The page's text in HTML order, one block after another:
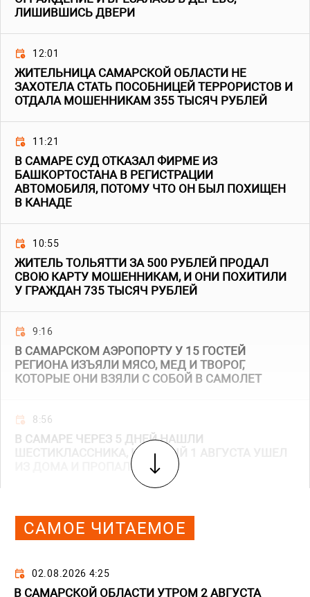
ЛИШИВШИСЬ ДВЕРИ
12:01
ЖИТЕЛЬНИЦА САМАРСКОЙ ОБЛАСТИ НЕ
ЗАХОТЕЛА СТАТЬ ПОСОБНИЦЕЙ ТЕРРОРИСТОВ И
ОТДАЛА МОШЕННИКАМ 355 ТЫСЯЧ РУБЛЕЙ
11:21
В САМАРЕ СУД ОТКАЗАЛ ФИРМЕ ИЗ
БАШКОРТОСТАНА В РЕГИСТРАЦИИ
АВТОМОБИЛЯ, ПОТОМУ ЧТО ОН БЫЛ ПОХИЩЕН
В КАНАДЕ
10:55
ЖИТЕЛЬ ТОЛЬЯТТИ ЗА 500 РУБЛЕЙ ПРОДАЛ
СВОЮ КАРТУ МОШЕННИКАМ, И ОНИ ПОХИТИЛИ
У ГРАЖДАН 735 ТЫСЯЧ РУБЛЕЙ
9:16
В САМАРСКОМ АЭРОПОРТУ У 15 ГОСТЕЙ
РЕГИОНА ИЗЪЯЛИ МЯСО, МЕД И ТВОРОГ,
КОТОРЫЕ ОНИ ВЗЯЛИ С СОБОЙ В САМОЛЕТ
8:56
В САМАРЕ ЧЕРЕЗ 5 ДНЕЙ НАШЛИ
ШЕСТИКЛАССНИКА, КОТОРЫЙ 1 АВГУСТА УШЕЛ
САМОЕ ЧИТАЕМОЕ
02.08.2026 4:25
В САМАРСКОЙ ОБЛАСТИ УТРОМ 2 АВГУСТА